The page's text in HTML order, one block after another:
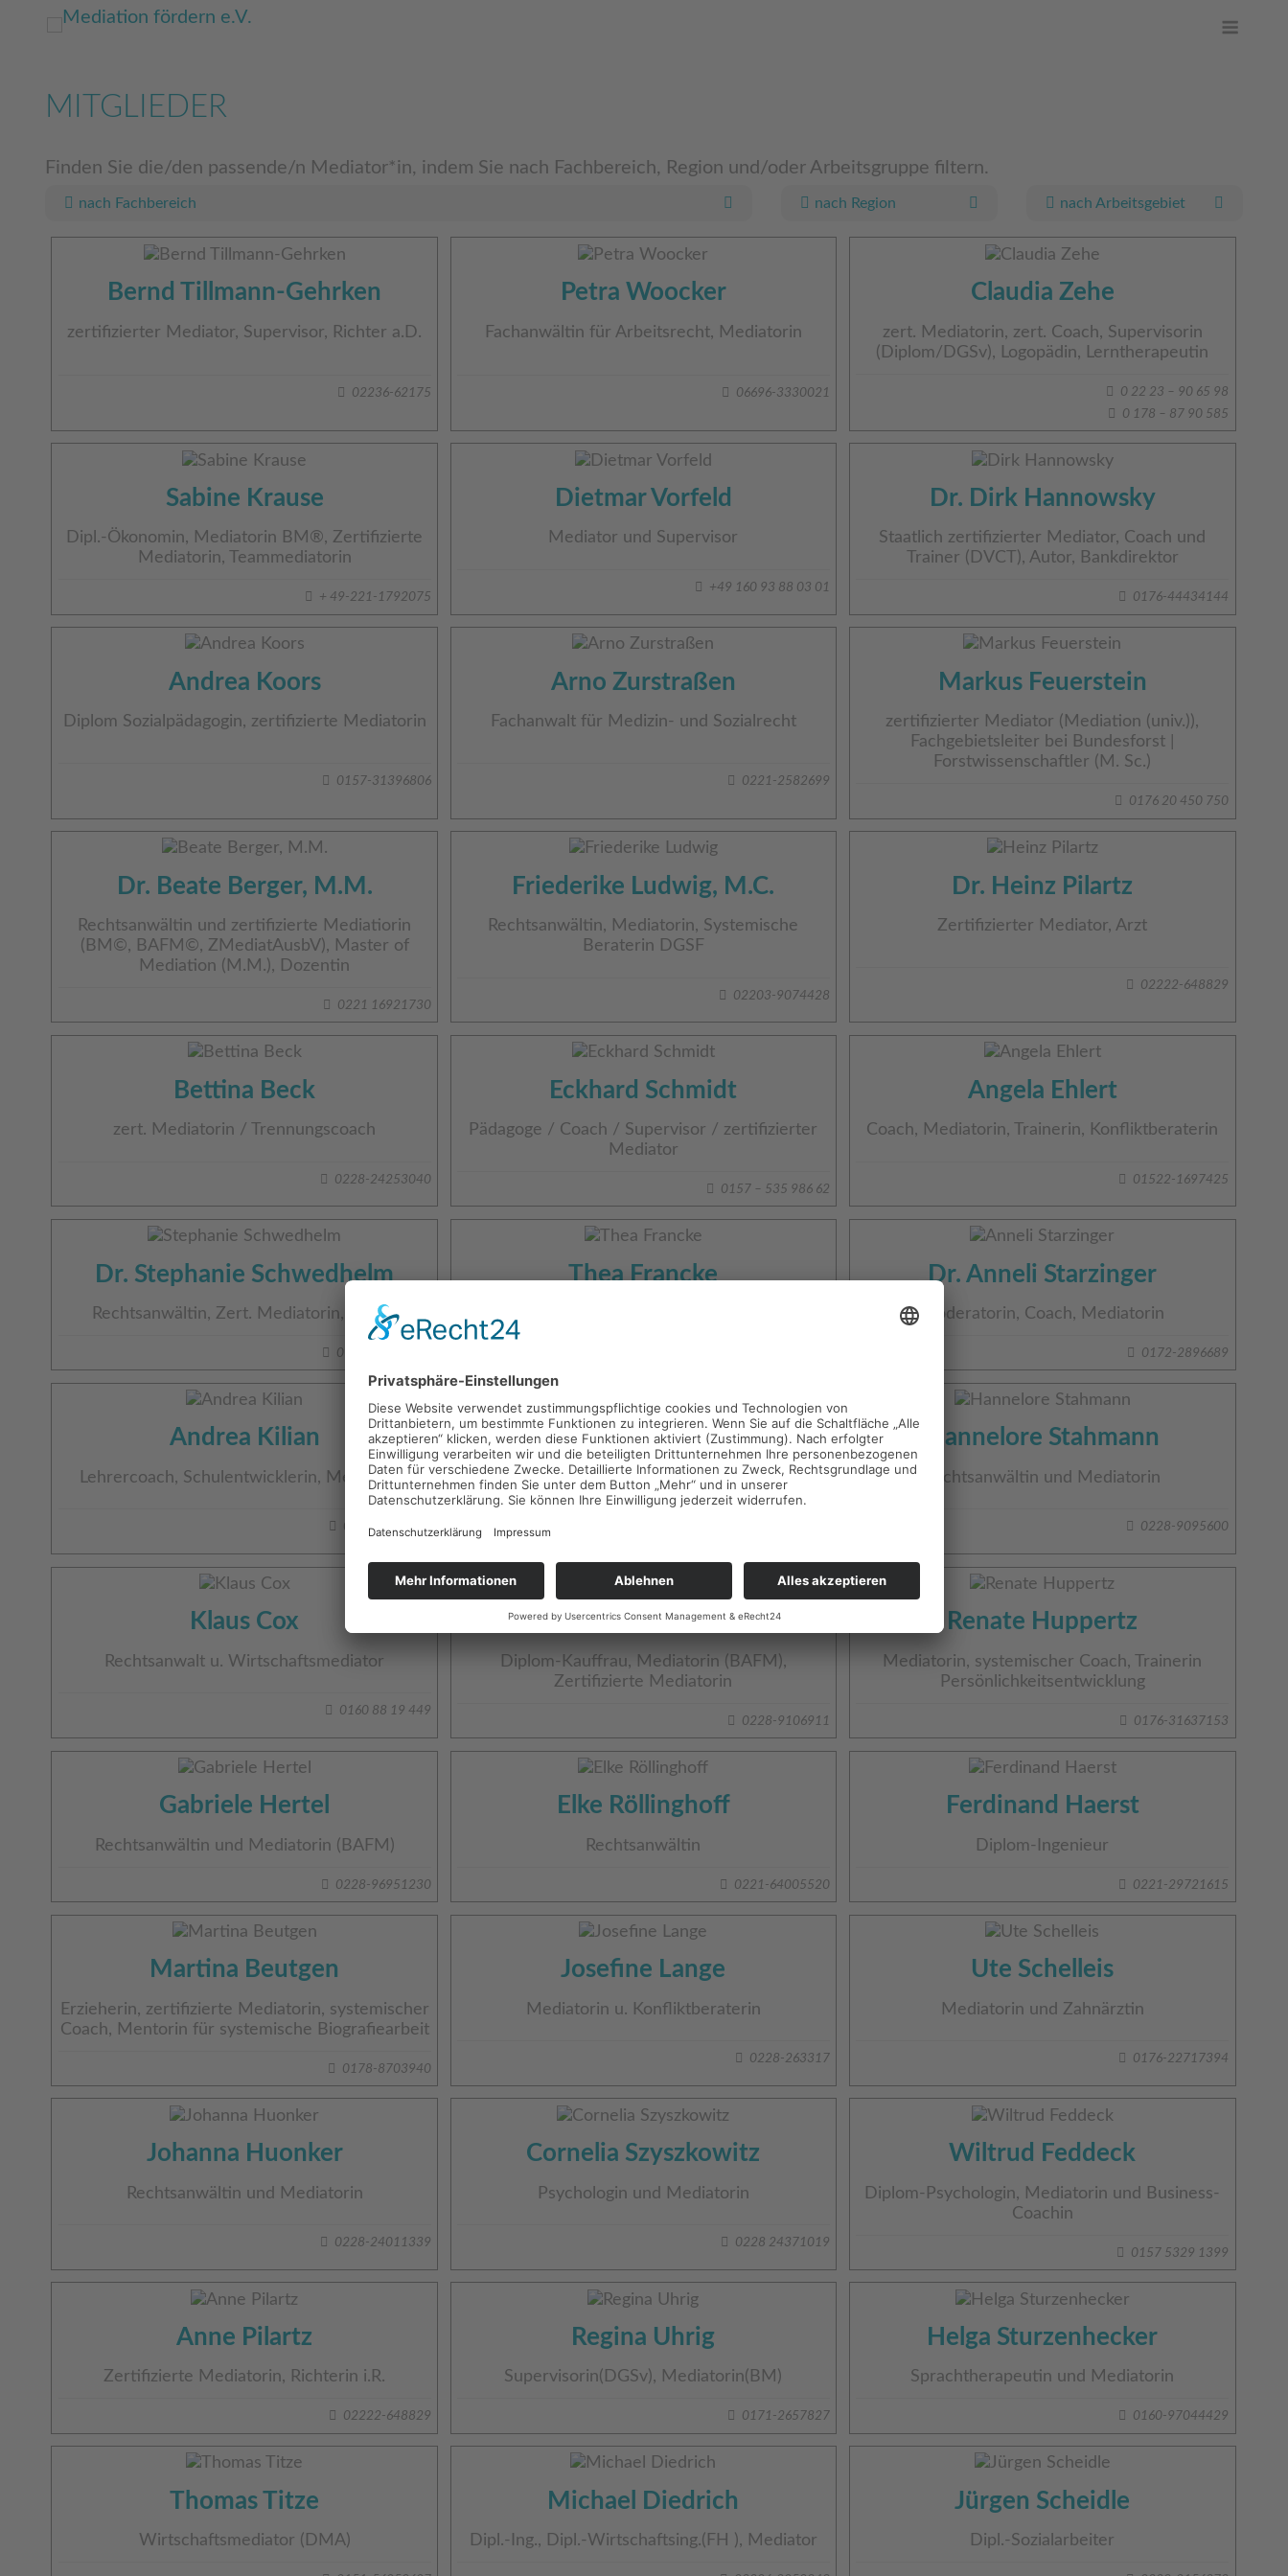
MITGLIEDER
Finden Sie die/den passende/n Mediator*in, indem Sie nach Fachbereich, Region und/oder Arbeitsgruppe filtern.
nach Fachbereich nach Region nach Arbeitsgebiet
Bernd Tillmann-Gehrken
zertifizierter Mediator, Supervisor, Richter a.D.
02236-62175
Petra Woocker
Fachanwältin für Arbeitsrecht, Mediatorin
06696-3330021
Claudia Zehe
zert. Mediatorin, zert. Coach, Supervisorin
(Diplom/DGSv), Logopädin, Lerntherapeutin
0 22 23 – 90 65 98
0 178 – 87 90 585
Sabine Krause
Dipl.-Ökonomin, Mediatorin BM®, Zertifizierte
Mediatorin, Teammediatorin
+ 49-221-1792075
Dietmar Vorfeld
Mediator und Supervisor
+49 160 93 88 03 01
Dr. Dirk Hannowsky
Staatlich zertifizierter Mediator, Coach und
Trainer (DVCT), Autor, Bankdirektor
0176-44434144
Andrea Koors
Diplom Sozialpädagogin, zertifizierte Mediatorin
0157-31396806
Arno Zurstraßen
Fachanwalt für Medizin- und Sozialrecht
0221-2582699
Markus Feuerstein
zertifizierter Mediator (Mediation (univ.)),
Fachgebietsleiter bei Bundesforst |
Forstwissenschaftler (M. Sc.)
0176 20 450 750
Dr. Beate Berger, M.M.
Rechtsanwältin und zertifizierte Mediatiorin
(BM©, BAFM©, ZMediatAusbV), Master of
Mediation (M.M.), Dozentin
0221 16921730
Friederike Ludwig, M.C.
Rechtsanwältin, Mediatorin, Systemische
Beraterin DGSF
02203-9074428
Dr. Heinz Pilartz
Zertifizierter Mediator, Arzt
02222-648829
Bettina Beck
zert. Mediatorin / Trennungscoach
0228-24253040
Eckhard Schmidt
Pädagoge / Coach / Supervisor / zertifizierter
Mediator
0157 – 535 986 62
Angela Ehlert
Coach, Mediatorin, Trainerin, Konfliktberaterin
01522-1697425
Dr. Stephanie Schwedhelm
Rechtsanwältin, Zert. Mediatorin, Coach
0151 12015101
Thea Francke Dr. Anneli Starzinger
Moderatorin, Coach, Mediatorin
0172-2896689
Andrea Kilian
Lehrercoach, Schulentwicklerin, Mediatorin
0172-6594433
Dr. Birgitta Schuler
Mediatorin (BM®), Supervisorin (DGSv, SG),
Coach (DGSv) und Autorin
Hannelore Stahmann
Rechtsanwältin und Mediatorin
0228-9095600
Klaus Cox
Rechtsanwalt u. Wirtschaftsmediator
0160 88 19 449
Bettina Ude
Diplom-Kauffrau, Mediatorin (BAFM),
Zertifizierte Mediatorin
0228-9106911
Renate Huppertz
Mediatorin, systemischer Coach, Trainerin
Persönlichkeitsentwicklung
0176-31637153
Gabriele Hertel
Rechtsanwältin und Mediatorin (BAFM)
0228-96951230
Elke Röllinghoff
Rechtsanwältin
0221-64005520
Ferdinand Haerst
Diplom-Ingenieur
0221-29721615
Martina Beutgen
Erzieherin, zertifizierte Mediatorin, systemischer
Coach, Mentorin für systemische Biografiearbeit
0178-8703940
Josefine Lange
Mediatorin u. Konfliktberaterin
0228-263317
Ute Schelleis
Mediatorin und Zahnärztin
0176-22717394
Johanna Huonker
Rechtsanwältin und Mediatorin
0228-24011339
Cornelia Szyszkowitz
Psychologin und Mediatorin
0228 24371019
Wiltrud Feddeck
Diplom-Psychologin, Mediatorin und Business-
Coachin
0157 5329 1399
Anne Pilartz
Zertifizierte Mediatorin, Richterin i.R.
02222-648829
Regina Uhrig
Supervisorin(DGSv), Mediatorin(BM)
0171-2657827
Helga Sturzenhecker
Sprachtherapeutin und Mediatorin
0160-97044429
Thomas Titze
Wirtschaftsmediator (DMA)
Michael Diedrich
Dipl.-Ing., Dipl.-Wirtschaftsing.(FH ), Mediator
Jürgen Scheidle
Dipl.-Sozialarbeiter